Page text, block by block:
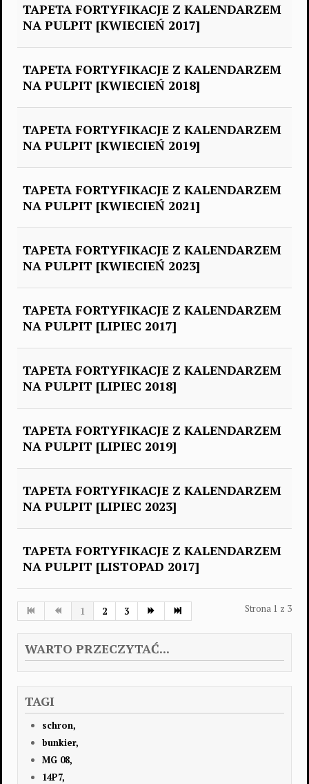
TAPETA FORTYFIKACJE Z KALENDARZEM
NA PULPIT [KWIECIEŃ 2017]
TAPETA FORTYFIKACJE Z KALENDARZEM
NA PULPIT [KWIECIEŃ 2018]
TAPETA FORTYFIKACJE Z KALENDARZEM
NA PULPIT [KWIECIEŃ 2019]
TAPETA FORTYFIKACJE Z KALENDARZEM
NA PULPIT [KWIECIEŃ 2021]
TAPETA FORTYFIKACJE Z KALENDARZEM
NA PULPIT [KWIECIEŃ 2023]
TAPETA FORTYFIKACJE Z KALENDARZEM
NA PULPIT [LIPIEC 2017]
TAPETA FORTYFIKACJE Z KALENDARZEM
NA PULPIT [LIPIEC 2018]
TAPETA FORTYFIKACJE Z KALENDARZEM
NA PULPIT [LIPIEC 2019]
TAPETA FORTYFIKACJE Z KALENDARZEM
NA PULPIT [LIPIEC 2023]
TAPETA FORTYFIKACJE Z KALENDARZEM
NA PULPIT [LISTOPAD 2017]
Strona 1 z 3
1 2 3
WARTO PRZECZYTAĆ...
TAGI
schron,
bunkier,
MG 08,
14P7,